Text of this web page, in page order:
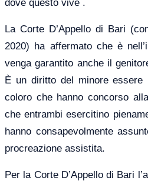
dove questo vive .
La Corte D’Appello di Bari
2020) ha affermato che è
venga garantito anche il
È un diritto del minore essere
coloro che hanno concorso
che entrambi esercitino
hanno consapevolmente
procreazione assistita.
Per la Corte D’Appello di Bari